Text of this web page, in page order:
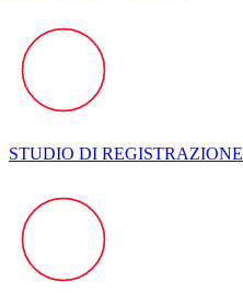
STUDIO DI REGISTRAZIONE